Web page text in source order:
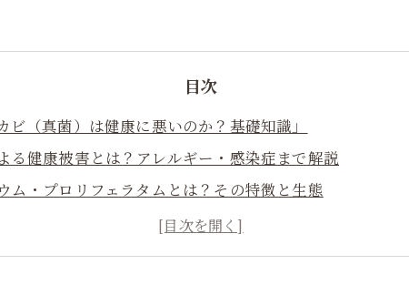
目次
ビ（真菌）は健康に悪いのか？基礎知識」
る健康被害とは？アレルギー・感染症まで解説
ム・プロリフェラタムとは？その特徴と生態
事例：フザリウムが引き起こす症状とリスク
菌）が生体にもたらす「毒性物質（マイコトキシン）」